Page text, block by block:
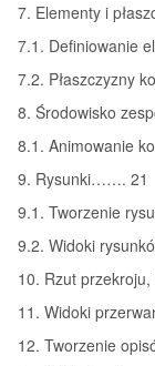
7. Elementy i
7.1. Definiowanie
7.2. Płaszczyzny
8. Środowisko
8.1. Animowanie
9. Rysunki……. 21
9.1. Tworzenie
9.2. Widoki
10. Rzut przekroju,
11. Widoki
12. Tworzenie